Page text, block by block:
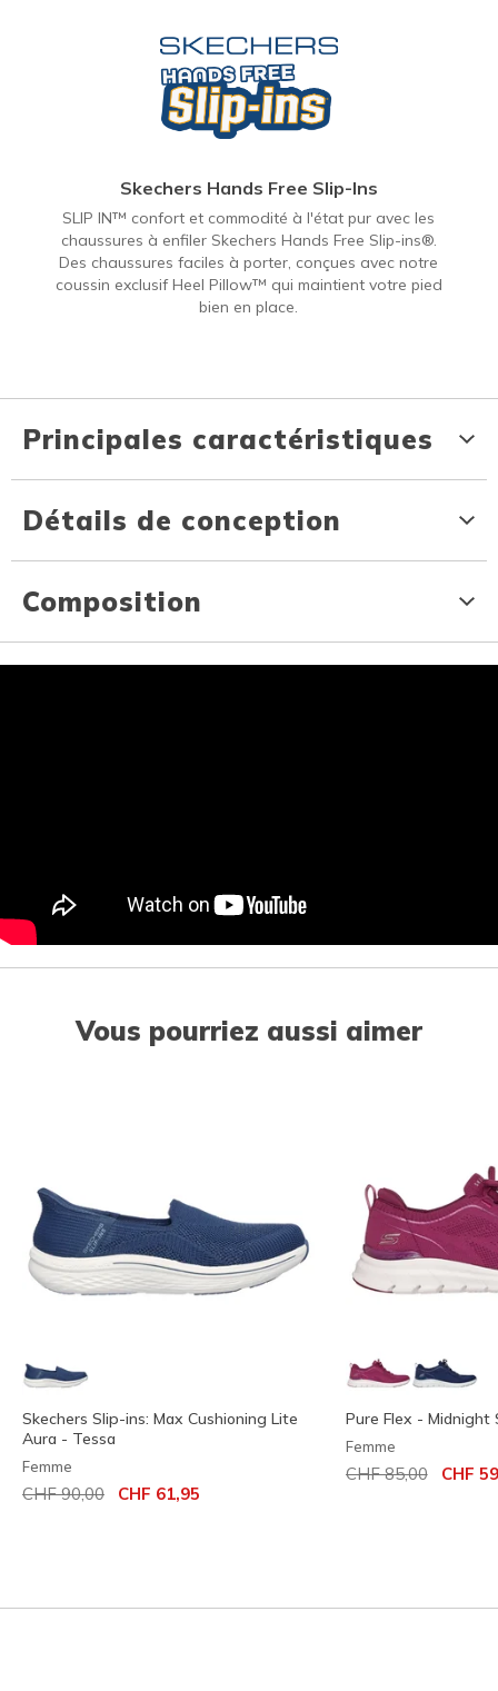
Skechers Hands Free Slip-Ins
SLIP IN™ confort et commodité à l'état pur avec les
chaussures à enfiler Skechers Hands Free Slip-ins®.
Des chaussures faciles à porter, conçues avec notre
coussin exclusif Heel Pillow™ qui maintient votre pied
bien en place.
Principales caractéristiques
Détails de conception
Composition
Vous pourriez aussi aimer
Skechers Slip-ins: Max Cushioning Lite
Aura - Tessa
Femme
Prix réduit de
CHF 90,00 CHF 61,95
Pure Flex - Midnight
Femme
Prix réduit de
CHF 85,00à CHF